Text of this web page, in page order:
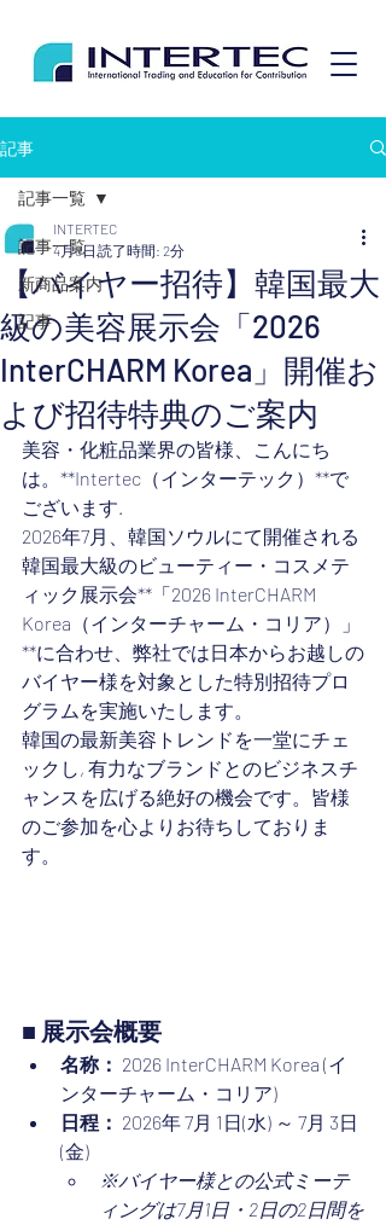
記事
記事一覧
新商品案内
記事
記事一覧
【バイヤー招待】韓国最大
級の美容展示会「2026
InterCHARM Korea」開催お
よび招待特典のご案内
INTERTEC
4月8日 読了時間: 2分
美容・化粧品業界の皆様、こんにち
は。**Intertec（インターテック）**で
ございます.
2026年7月、韓国ソウルにて開催される
韓国最大級のビューティー・コスメテ
ィック展示会**「2026 InterCHARM
Korea（インターチャーム・コリア）」
**に合わせ、弊社では日本からお越しの
バイヤー様を対象とした特別招待プロ
グラムを実施いたします。
韓国の最新美容トレンドを一堂にチェ
ックし, 有力なブランドとのビジネスチ
ャンスを広げる絶好の機会です。皆様
のご参加を心よりお待ちしておりま
す。
■ 展示会概要
名称： 2026 InterCHARM Korea (イ
ンターチャーム・コリア)
日程： 2026年 7月 1日(水) ～ 7月 3日
(金)
※バイヤー様との公式ミーテ
ィングは7月1日・2日の2日間を